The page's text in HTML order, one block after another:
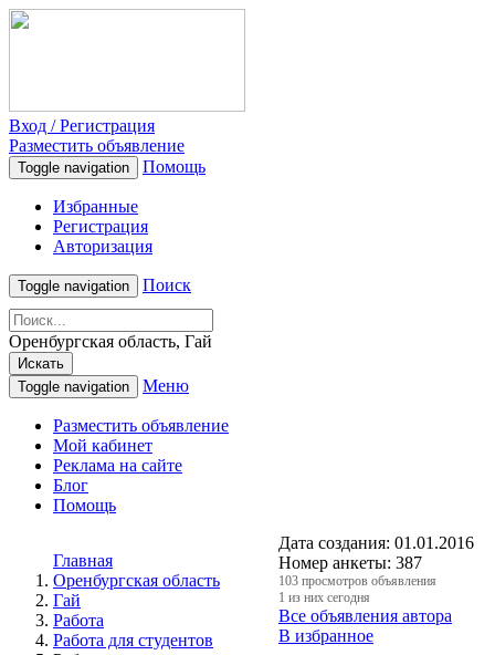
Вход / Регистрация
Разместить объявление
Toggle navigation Помощь
Избранные
Регистрация
Авторизация
Toggle navigation Поиск
Оренбургская область, Гай
Искать
Toggle navigation
Меню
Разместить объявление
Мой кабинет
Реклама на сайте
Блог
Помощь
Главная
Оренбургская область
Гай
Работа
Работа для студентов
Дата создания: 01.01.2016
Номер анкеты: 387
103 просмотров объявления
1 из них сегодня
Все объявления автора
В избранное